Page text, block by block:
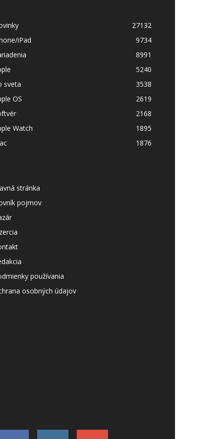
27132
iPad
9734
8991
5240
sveta
3538
OS
2619
2168
Watch
1895
1876
stránka
pojmov
používania
osobných údajov